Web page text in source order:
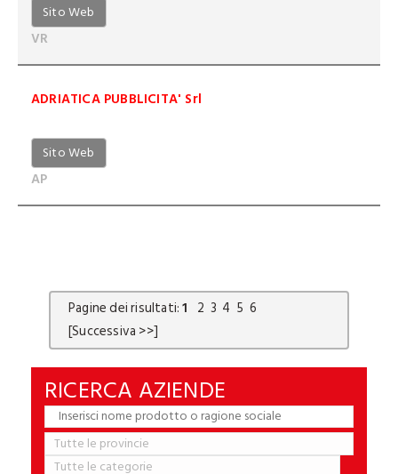
Sito Web
VR
ADRIATICA PUBBLICITA' Srl
Sito Web
AP
Pagine dei risultati:1 2 3 4 5 6
[Successiva >>]
RICERCA AZIENDE